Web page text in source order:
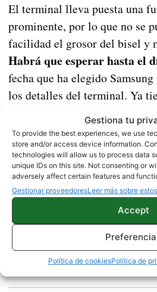
Gestiona tu
To provide the best experiences, we use
store and/or access device information.
technologies will allow us to process data
unique IDs on this site. Not consenting or
adversely affect certain features and
Gestionar proveedoresLeer más sobre
Accept
Política de cookiesPolítica de
El terminal lleva puesta una
prominente, por lo que no se
facilidad el grosor del bisel y
Habrá que esperar hasta el
fecha que ha elegido
los detalles del terminal. Ya
Samsung Galaxy Note 10,
como de sus
hacerte una idea de lo que
Vía | SamMobile
Sobre este autor